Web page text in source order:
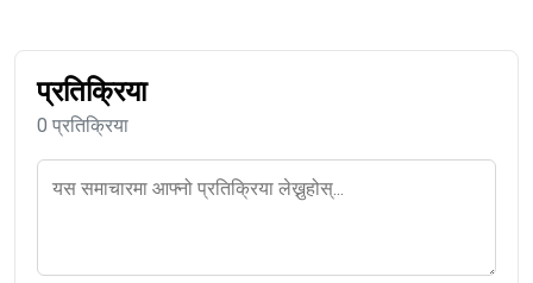
प्रतिक्रिया
0 प्रतिक्रिया